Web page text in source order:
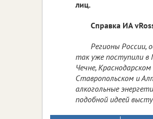
лиц.
Справка ИА
Регионы России,
так уже поступили в
Чечне,
Ставропольском и
алкогольные
подобной идеей